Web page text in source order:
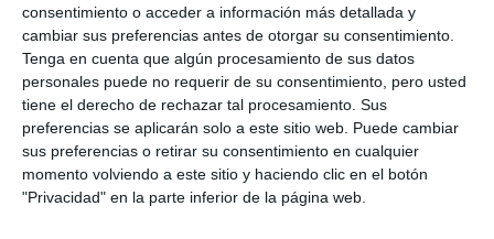
consentimiento o acceder a información más detallada y
cambiar sus preferencias antes de otorgar su consentimiento.
Tenga en cuenta que algún procesamiento de sus datos
personales puede no requerir de su consentimiento, pero usted
tiene el derecho de rechazar tal procesamiento. Sus
preferencias se aplicarán solo a este sitio web. Puede cambiar
sus preferencias o retirar su consentimiento en cualquier
momento volviendo a este sitio y haciendo clic en el botón
"Privacidad" en la parte inferior de la página web.